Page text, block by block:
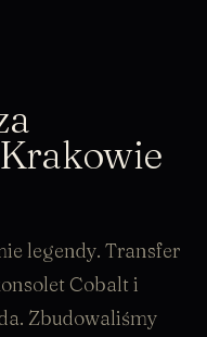
legendy. Transfer
Cobalt i
Zbudowaliśmy